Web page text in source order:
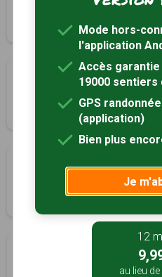
Saint-Genest-Malifaux, Loire
12 km
Circuit de la Semène
14 km Tracé GPS
Le Bois Ternay
Saint-Genest-Malifaux, Loire
12 km Tracé GPS
Saint-Jean-Bonnefonds,
Mode hors-
l'application
Accès
19000 sentiers
GPS
(application)
Bien plus
Je
12
au lieu de